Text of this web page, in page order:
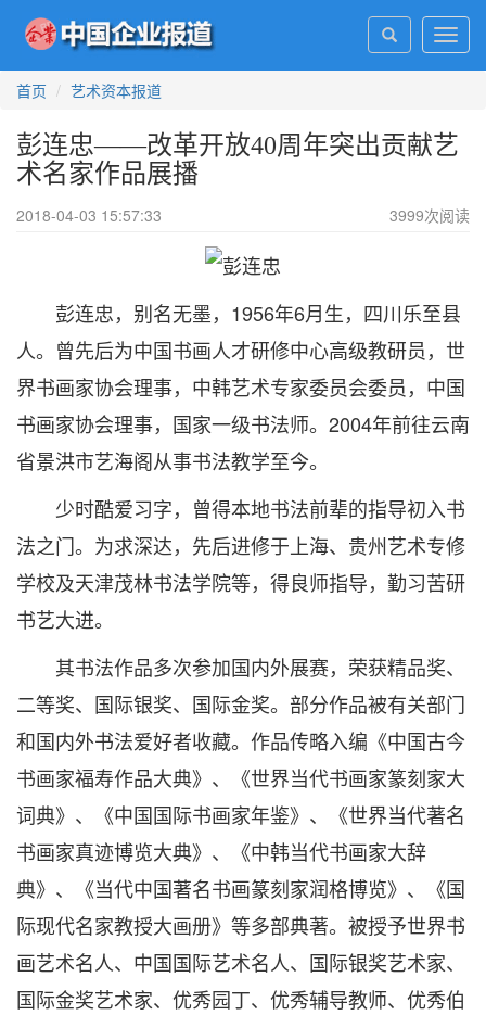
首页
艺术资本报道
彭连忠——改革开放40周年突出贡献艺
术名家作品展播
2018-04-03 15:57:33 3999次阅读
彭连忠，别名无墨，1956年6月生，四川乐至县
人。曾先后为中国书画人才研修中心高级教研员，世
界书画家协会理事，中韩艺术专家委员会委员，中国
书画家协会理事，国家一级书法师。2004年前往云南
省景洪市艺海阁从事书法教学至今。
少时酷爱习字，曾得本地书法前辈的指导初入书
法之门。为求深达，先后进修于上海、贵州艺术专修
学校及天津茂林书法学院等，得良师指导，勤习苦研
书艺大进。
其书法作品多次参加国内外展赛，荣获精品奖、
二等奖、国际银奖、国际金奖。部分作品被有关部门
和国内外书法爱好者收藏。作品传略入编《中国古今
书画家福寿作品大典》、《世界当代书画家篆刻家大
词典》、《中国国际书画家年鉴》、《世界当代著名
书画家真迹博览大典》、《中韩当代书画家大辞
典》、《当代中国著名书画篆刻家润格博览》、《国
际现代名家教授大画册》等多部典著。被授予世界书
画艺术名人、中国国际艺术名人、国际银奖艺术家、
国际金奖艺术家、优秀园丁、优秀辅导教师、优秀伯